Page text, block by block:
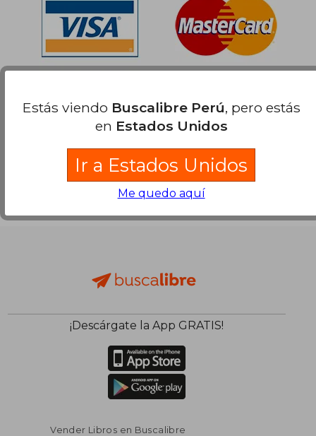
¡Descárgate la App GRATIS!
Vender Libros en Buscalibre
Estás viendo Buscalibre Perú, pero estás
en Estados Unidos
Ir a Estados Unidos
Me quedo aquí